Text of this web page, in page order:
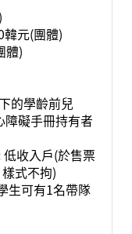
元(團體)
體)
的學齡前兒
礙手冊持有者
收入戶(於售票
式不拘)
生可有1名帶隊